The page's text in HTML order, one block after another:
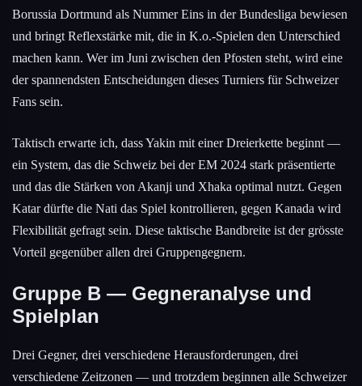
Borussia Dortmund als Nummer Eins in der Bundesliga bewiesen
und bringt Reflexstärke mit, die in K.o.-Spielen den Unterschied
machen kann. Wer im Juni zwischen den Pfosten steht, wird eine
der spannendsten Entscheidungen dieses Turniers für Schweizer
Fans sein.
Taktisch erwarte ich, dass Yakin mit einer Dreierkette beginnt —
ein System, das die Schweiz bei der EM 2024 stark präsentierte
und das die Stärken von Akanji und Xhaka optimal nutzt. Gegen
Katar dürfte die Nati das Spiel kontrollieren, gegen Kanada wird
Flexibilität gefragt sein. Diese taktische Bandbreite ist der grösste
Vorteil gegenüber allen drei Gruppengegnern.
Gruppe B — Gegneranalyse und
Spielplan
Drei Gegner, drei verschiedene Herausforderungen, drei
verschiedene Zeitzonen — und trotzdem beginnen alle Schweizer